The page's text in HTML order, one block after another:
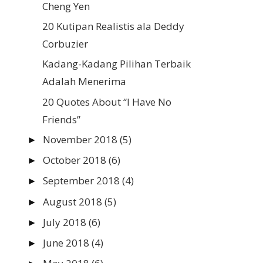
Cheng Yen
20 Kutipan Realistis ala Deddy
Corbuzier
Kadang-Kadang Pilihan Terbaik
Adalah Menerima
20 Quotes About “I Have No
Friends”
► November 2018 (5)
►October 2018 (6)
►September 2018 (4)
►August 2018 (5)
► July 2018 (6)
► June 2018 (4)